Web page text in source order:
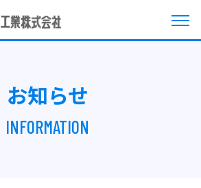
お知らせ
INFORMATION